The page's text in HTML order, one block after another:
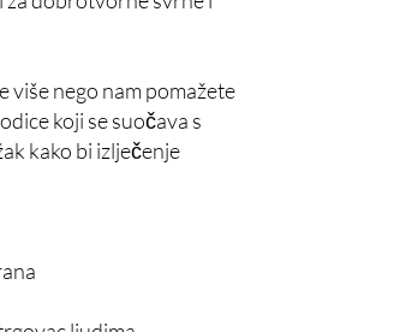
više nego nam pomažete
koji se suočava s
kako bi izlječenje